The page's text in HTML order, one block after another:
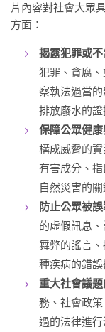
片內容對社會大眾
方面：
揭露犯罪或不
犯罪、貪腐
察執法過當
排放廢水的證
保障公眾健康
構成威脅的
有害成分、
自然災害的關
防止公眾被誤
的虛假訊息
舞弊的謠言
種疾病的錯誤
重大社會議
務、社會政
過的法律進